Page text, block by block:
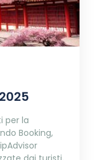
per la
Booking,